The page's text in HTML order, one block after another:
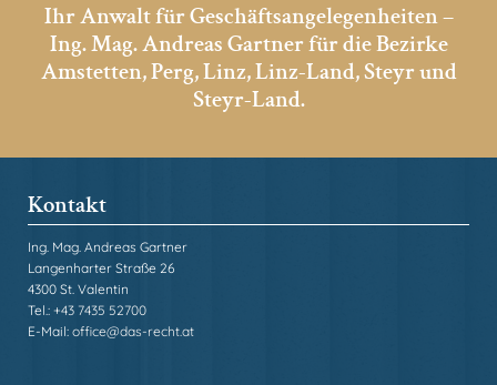
Ihr Anwalt für Geschäftsangelegenheiten –
Ing. Mag. Andreas Gartner für die Bezirke
Amstetten, Perg, Linz, Linz-Land, Steyr und
Steyr-Land.
Kontakt
Ing. Mag. Andreas Gartner
Langenharter Straße 26
4300 St. Valentin
Tel.: +43 7435 52700
E-Mail: office@das-recht.at